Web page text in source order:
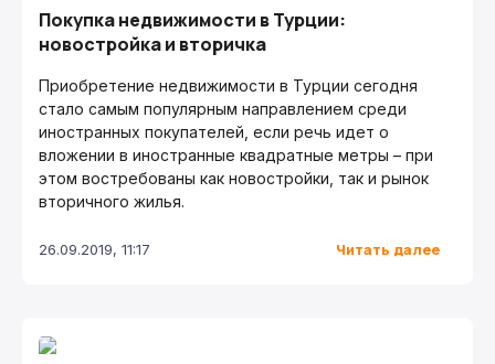
Покупка недвижимости в Турции:
новостройка и вторичка
Приобретение недвижимости в Турции сегодня
стало самым популярным направлением среди
иностранных покупателей, если речь идет о
вложении в иностранные квадратные метры – при
этом востребованы как новостройки, так и рынок
вторичного жилья.
26.09.2019, 11:17 Читать далее